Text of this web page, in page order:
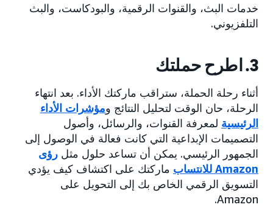
خدمات البث، والقنوات الرقمية، والبودكاست، والبث
التلفزيوني.
3. اطرح حملتك
أثناء رحلة الحملة، ستراقب ماركتك الأداء. بعد انتهاء
الرحلة، حان الوقت لتحليل النتائج ومؤشرات الأداء
الرئيسية لمعرفة القنوات، والرسائل، وأصول
التصميمات الإبداعية التي كانت فعالة في الوصول إلى
الجمهور الرئيسي. يمكن أن تساعد حلول مثل رؤى
Amazon للانتساب
ماركتك على اكتشاف كيف يؤدي
التسويق الرقمي الخاص بك إلى التحويل على
Amazon.